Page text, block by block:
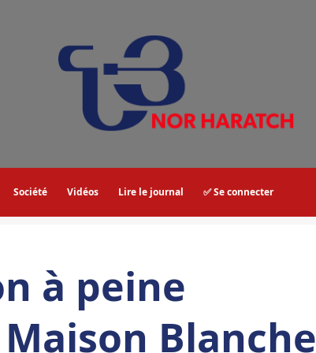
Société Vidéos Lire le journal ✅ Se connecter
à peine
Blanche